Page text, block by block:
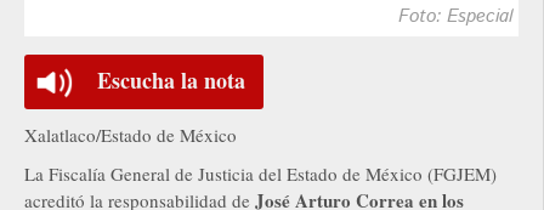
Foto: Especial
Escucha la nota
Xalatlaco/Estado de México
La Fiscalía General de Justicia del Estado de México (FGJEM)
acreditó la responsabilidad de José Arturo Correa en los